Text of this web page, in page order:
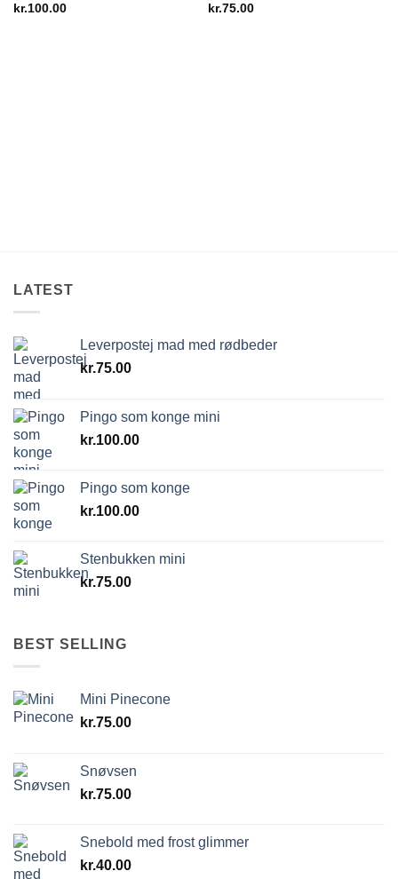
kr.100.00
kr.75.00
LATEST
Leverpostej mad med rødbeder
kr.75.00
Pingo som konge mini
kr.100.00
Pingo som konge
kr.100.00
Stenbukken mini
kr.75.00
BEST SELLING
Mini Pinecone
kr.75.00
Snøvsen
kr.75.00
Snebold med frost glimmer
kr.40.00